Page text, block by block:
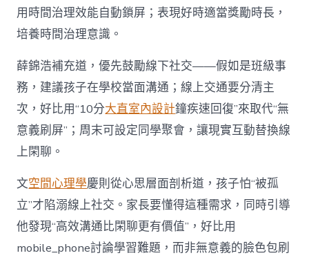
用時間治理效能自動鎖屏；表現好時適當獎勵時長，
培養時間治理意識。
薛錦浩補充道，優先鼓勵線下社交——假如是班級事
務，建議孩子在學校當面溝通；線上交通要分清主
次，好比用“10分大直室內設計鐘疾速回復”來取代“無
意義刷屏”；周末可設定同學聚會，讓現實互動替換線
上閑聊。
文空間心理學慶則從心思層面剖析道，孩子怕“被孤
立”才陷溺線上社交。家長要懂得這種需求，同時引導
他發現“高效溝通比閑聊更有價值”，好比用
mobile_phone討論學習難題，而非無意義的臉色包刷